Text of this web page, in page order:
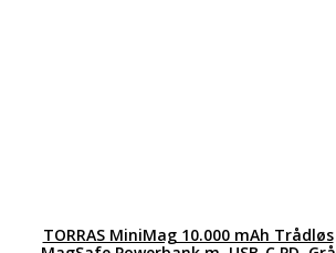
TORRAS MiniMag 10.000 mAh Trådløs